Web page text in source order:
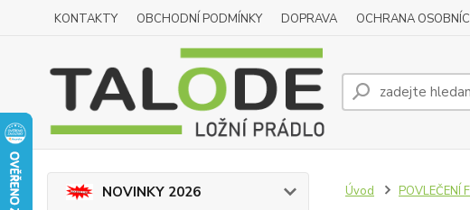
KONTAKTY OBCHODNÍ PODMÍNKY DOPRAVA OCHRANA
NOVINKY 2026 Úvod POVLEČENÍ